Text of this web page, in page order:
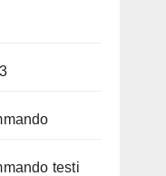
testi